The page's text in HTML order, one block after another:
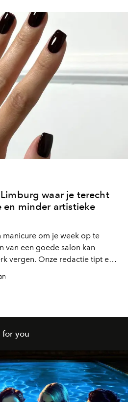
waar je terecht
en minder artistieke
manicure om je week op te
van een goede salon kan
vergen. Onze redactie tipt er 5
for you